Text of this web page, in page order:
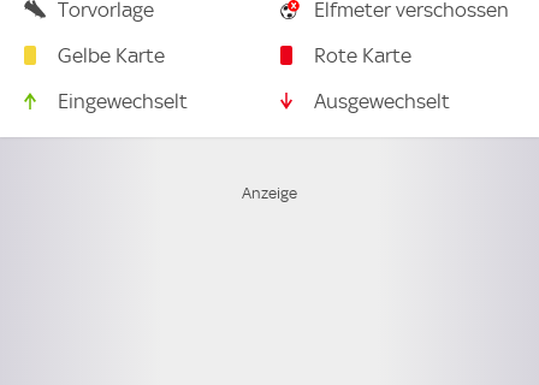
Torvorlage
Elfmeter verschossen
Gelbe Karte
Rote Karte
Eingewechselt
Ausgewechselt